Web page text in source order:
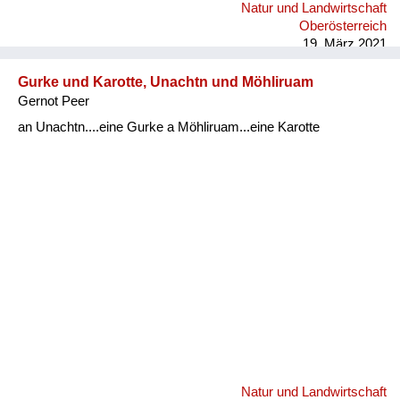
Natur und Landwirtschaft
Oberösterreich
19. März 2021
Gurke und Karotte, Unachtn und Möhliruam
Gernot Peer
an Unachtn....eine Gurke a Möhliruam...eine Karotte
Natur und Landwirtschaft